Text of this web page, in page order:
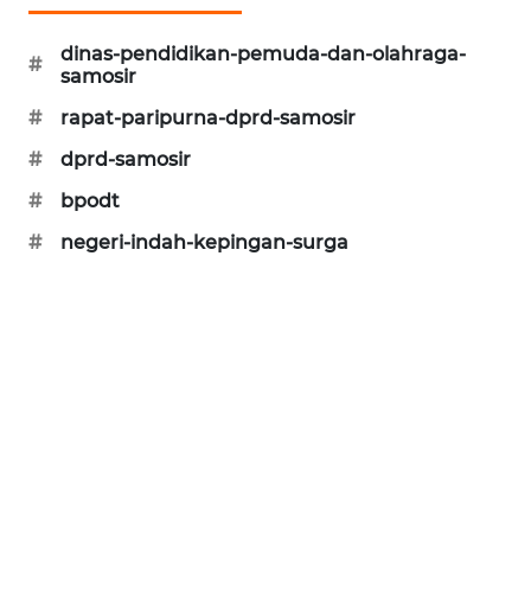
#
dinas-pendidikan-pemuda-dan-olahraga-
samosir
#
rapat-paripurna-dprd-samosir
#
dprd-samosir
#
bpodt
#
negeri-indah-kepingan-surga